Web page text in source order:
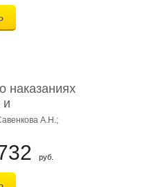
наказаниях
и
...
А.Н.;
кол. Чучаев
руб.